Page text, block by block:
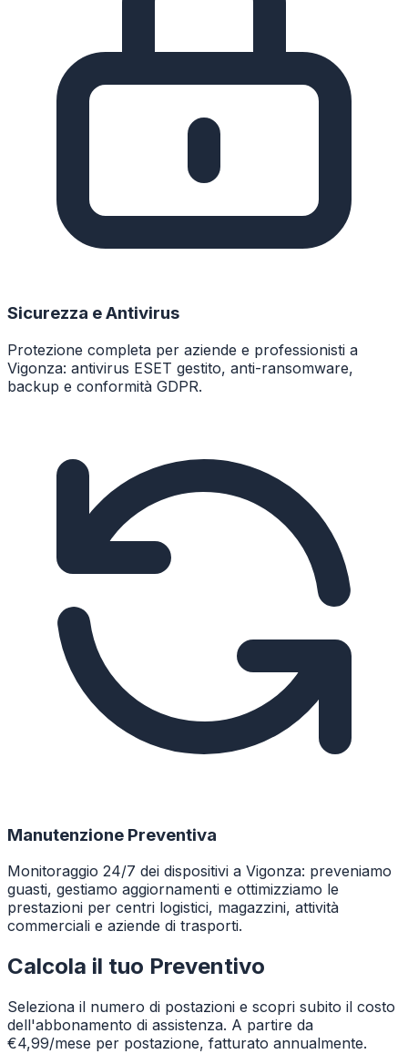
Sicurezza e Antivirus
Protezione completa per aziende e professionisti a
Vigonza: antivirus ESET gestito, anti-ransomware,
backup e conformità GDPR.
Manutenzione Preventiva
Monitoraggio 24/7 dei dispositivi a Vigonza: preveniamo
guasti, gestiamo aggiornamenti e ottimizziamo le
prestazioni per centri logistici, magazzini, attività
commerciali e aziende di trasporti.
Calcola il tuo Preventivo
Seleziona il numero di postazioni e scopri subito il costo
dell'abbonamento di assistenza. A partire da
€4,99/mese per postazione, fatturato annualmente.